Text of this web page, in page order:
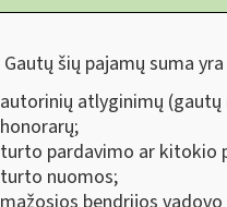
Gautų šių pajamų suma
autorinių atlyginimų (gautų
honorarų;
turto pardavimo ar kitokio
turto nuomos;